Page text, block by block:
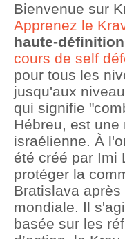
Bienvenue sur
Apprenez le
haute-définition
cours de self
pour tous les
jusqu'aux
qui signifie
Hébreu, est une
israélienne. À
été créé par Imi
protéger la
Bratislava
mondiale. Il
basée sur les